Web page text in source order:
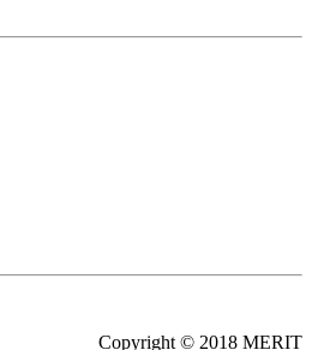
Copyright © 2018 MERIT